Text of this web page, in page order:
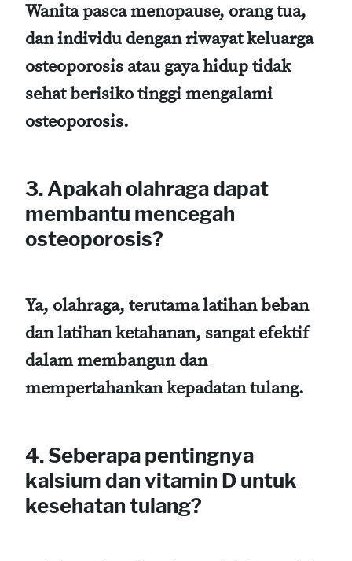
Wanita pasca menopause, orang tua,
dan individu dengan riwayat keluarga
osteoporosis atau gaya hidup tidak
sehat berisiko tinggi mengalami
osteoporosis.
3. Apakah olahraga dapat
membantu mencegah
osteoporosis?
Ya, olahraga, terutama latihan beban
dan latihan ketahanan, sangat efektif
dalam membangun dan
mempertahankan kepadatan tulang.
4. Seberapa pentingnya
kalsium dan vitamin D untuk
kesehatan tulang?